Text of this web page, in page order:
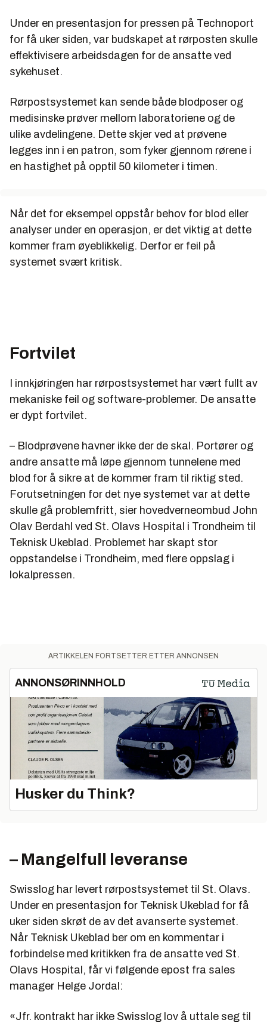
Under en presentasjon for pressen på Technoport
for få uker siden, var budskapet at rørposten skulle
effektivisere arbeidsdagen for de ansatte ved
sykehuset.
Rørpostsystemet kan sende både blodposer og
medisinske prøver mellom laboratoriene og de
ulike avdelingene. Dette skjer ved at prøvene
legges inn i en patron, som fyker gjennom rørene i
en hastighet på opptil 50 kilometer i timen.
Når det for eksempel oppstår behov for blod eller
analyser under en operasjon, er det viktig at dette
kommer fram øyeblikkelig. Derfor er feil på
systemet svært kritisk.
Fortvilet
I innkjøringen har rørpostsystemet har vært fullt av
mekaniske feil og software-problemer. De ansatte
er dypt fortvilet.
– Blodprøvene havner ikke der de skal. Portører og
andre ansatte må løpe gjennom tunnelene med
blod for å sikre at de kommer fram til riktig sted.
Forutsetningen for det nye systemet var at dette
skulle gå problemfritt, sier hovedverneombud John
Olav Berdahl ved St. Olavs Hospital i Trondheim til
Teknisk Ukeblad. Problemet har skapt stor
oppstandelse i Trondheim, med flere oppslag i
lokalpressen.
ARTIKKELEN FORTSETTER ETTER ANNONSEN
ANNONSØRINNHOLD
Husker du Think?
– Mangelfull leveranse
Swisslog har levert rørpostsystemet til St. Olavs.
Under en presentasjon for Teknisk Ukeblad for få
uker siden skrøt de av det avanserte systemet.
Når Teknisk Ukeblad ber om en kommentar i
forbindelse med kritikken fra de ansatte ved St.
Olavs Hospital, får vi følgende epost fra sales
manager Helge Jordal:
«Jfr. kontrakt har ikke Swisslog lov å uttale seg til